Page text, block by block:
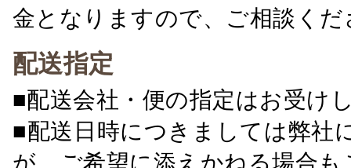
金となりますので、ご相談くだ
配送指定
■配送会社・便の指定はお受け
■配送日時につきましては弊社
が、ご希望に添えかねる場合